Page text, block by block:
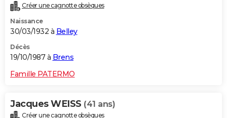
Créer une cagnotte obsèques
Naissance
30/03/1932 à Belley
Décès
19/10/1987 à Brens
Famille PATERMO
Jacques WEISS (41 ans)
Créer une cagnotte obsèques